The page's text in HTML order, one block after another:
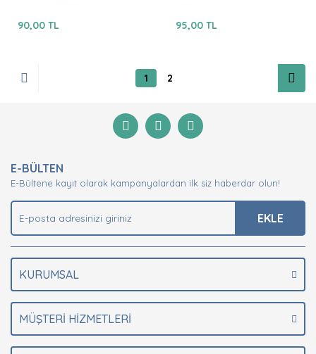
90,00 TL 95,00 TL
1 2
E-BÜLTEN
E-Bültene kayıt olarak kampanyalardan ilk siz haberdar olun!
EKLE
KURUMSAL
MÜŞTERİ HİZMETLERİ